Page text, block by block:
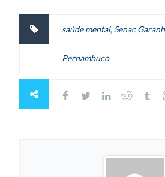
saúde mental, Senac
Pernambuco